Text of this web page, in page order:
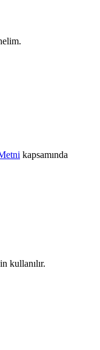
kapsamında
kullanılır.